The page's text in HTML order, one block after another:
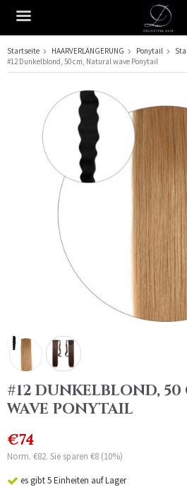
Das Produkt wurde in Ihren
Startseite HAARVERLÄNGERUNG Ponytail
#12 Dunkelblond, 50 cm, Natural wave Ponytail
#12 DUNKELBLOND,
WAVE PONYTAIL
€74
Norm. €82. Sie sparen €8 (10%)
es gibt 5 Einheiten auf Lager